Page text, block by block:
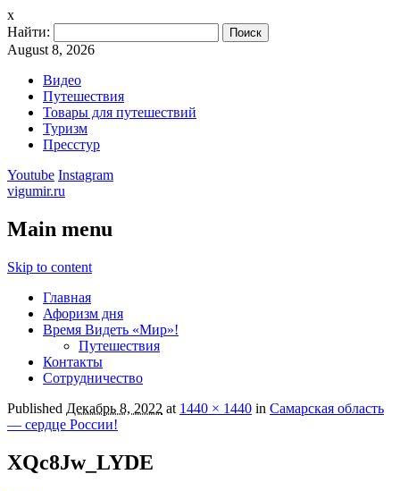
x
Найти:
August 8, 2026
Видео
Путешествия
Товары для путешествий
Туризм
Пресстур
Youtube Instagram
vigumir.ru
Main menu
Skip to content
Главная
Афоризм дня
Время Видеть «Мир»!
Путешествия
Контакты
Сотрудничество
Published Декабрь 8, 2022 at 1440 × 1440 in Самарская область
— сердце России!
XQc8Jw_LYDE